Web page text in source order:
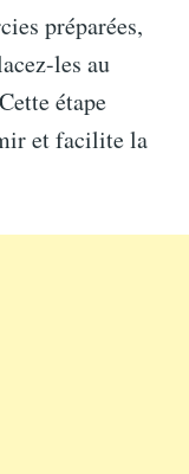
préparées,
les au
étape
et facilite la